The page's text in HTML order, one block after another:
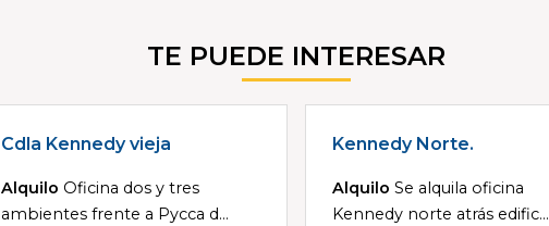
TE PUEDE INTERESAR
Cdla Kennedy vieja
Alquilo Oficina dos y tres
ambientes frente a Pycca d...
Kennedy Norte.
Alquilo Se alquila oficina
Kennedy norte atrás edific...